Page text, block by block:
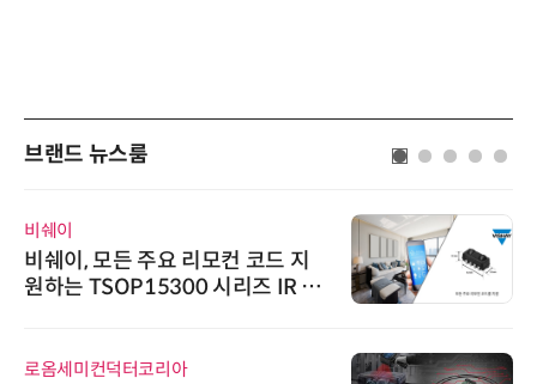
브랜드 뉴스룸
비쉐이
비쉐이, 모든 주요 리모컨 코드 지
원하는 TSOP15300 시리즈 IR 수
로옴세미컨덕터코리아